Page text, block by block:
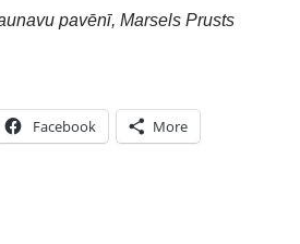
pavēnī, Marsels Prusts
Facebook More